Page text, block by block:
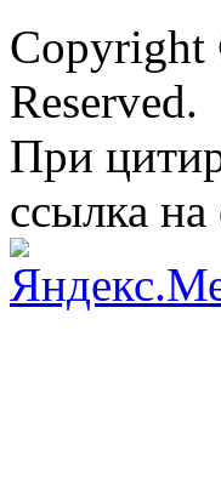
Copyright
Reserved.
При
ссылка на